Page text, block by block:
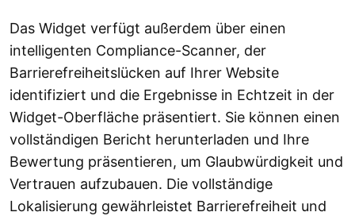
Das Widget verfügt außerdem über einen
intelligenten Compliance-Scanner, der
Barrierefreiheitslücken auf Ihrer Website
identifiziert und die Ergebnisse in Echtzeit in der
Widget-Oberfläche präsentiert. Sie können einen
vollständigen Bericht herunterladen und Ihre
Bewertung präsentieren, um Glaubwürdigkeit und
Vertrauen aufzubauen. Die vollständige
Lokalisierung gewährleistet Barrierefreiheit und